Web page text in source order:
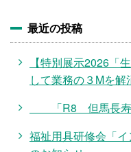
最近の投稿
【特別展示2026「
して業務の３Mを解
「R8 但馬長寿
福祉用具研修会「